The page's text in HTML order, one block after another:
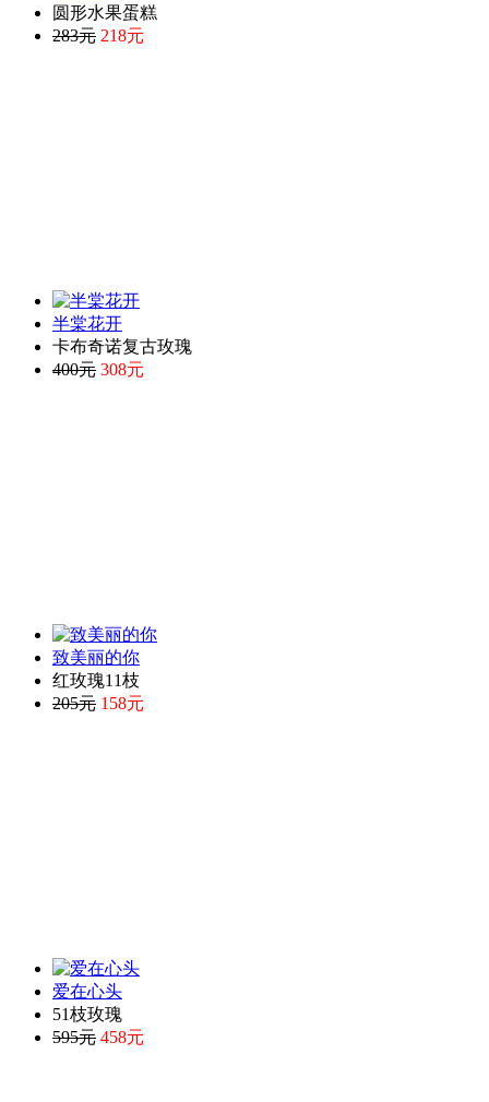
圆形水果蛋糕
283元 218元
半棠花开
卡布奇诺复古玫瑰
400元 308元
致美丽的你
红玫瑰11枝
205元 158元
爱在心头
51枝玫瑰
595元 458元